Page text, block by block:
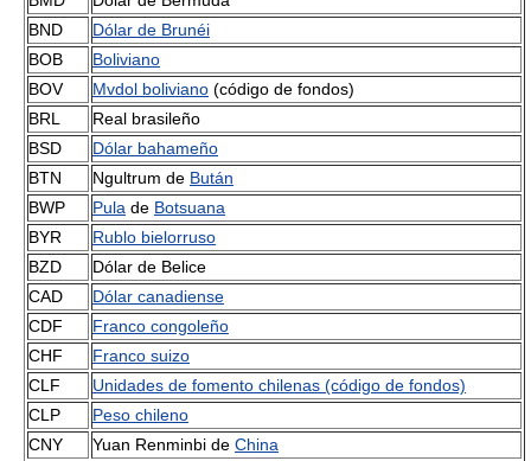
BND
Dólar de Brunéi
BOB
Boliviano
BOV
Mvdol boliviano (código de fondos)
BRL
Real brasileño
BSD
Dólar bahameño
BTN
Ngultrum de Bután
BWP
Pula de Botsuana
BYR
Rublo bielorruso
BZD
Dólar de Belice
CAD
Dólar canadiense
CDF
Franco congoleño
CHF
Franco suizo
CLF
Unidades de fomento chilenas (código de fondos)
CLP
Peso chileno
CNY
Yuan Renminbi de China